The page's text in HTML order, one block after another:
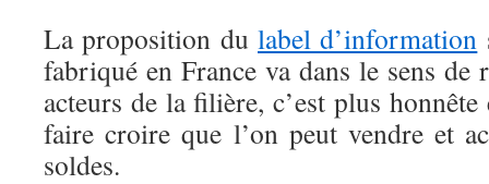
La proposition du label d’information
fabriqué en France va dans le sens de
acteurs de la filière, c’est plus
faire croire que l’on peut vendre et
soldes.